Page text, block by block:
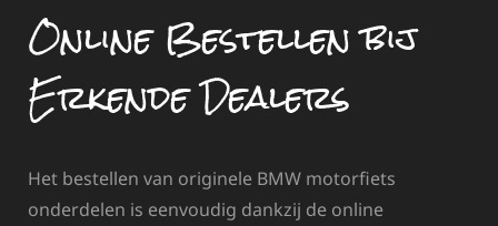
Online Bestellen bij
Erkende Dealers
Het bestellen van originele BMW motorfiets
onderdelen is eenvoudig dankzij de online